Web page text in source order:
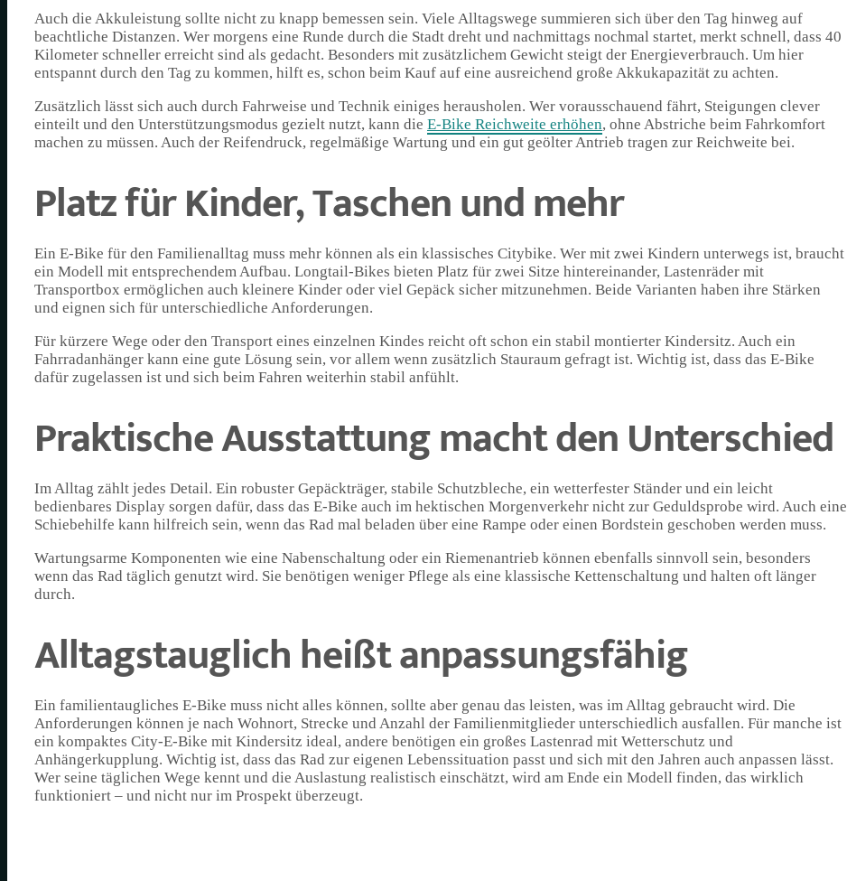
Auch die Akkuleistung sollte nicht zu knapp bemessen sein. Viele Alltagswege summieren sich über den Tag hinweg auf
beachtliche Distanzen. Wer morgens eine Runde durch die Stadt dreht und nachmittags nochmal startet, merkt schnell, dass 40
Kilometer schneller erreicht sind als gedacht. Besonders mit zusätzlichem Gewicht steigt der Energieverbrauch. Um hier
entspannt durch den Tag zu kommen, hilft es, schon beim Kauf auf eine ausreichend große Akkukapazität zu achten.
Zusätzlich lässt sich auch durch Fahrweise und Technik einiges herausholen. Wer vorausschauend fährt, Steigungen clever
einteilt und den Unterstützungsmodus gezielt nutzt, kann die E-Bike Reichweite erhöhen, ohne Abstriche beim Fahrkomfort
machen zu müssen. Auch der Reifendruck, regelmäßige Wartung und ein gut geölter Antrieb tragen zur Reichweite bei.
Platz für Kinder, Taschen und mehr
Ein E-Bike für den Familienalltag muss mehr können als ein klassisches Citybike. Wer mit zwei Kindern unterwegs ist, braucht
ein Modell mit entsprechendem Aufbau. Longtail-Bikes bieten Platz für zwei Sitze hintereinander, Lastenräder mit
Transportbox ermöglichen auch kleinere Kinder oder viel Gepäck sicher mitzunehmen. Beide Varianten haben ihre Stärken
und eignen sich für unterschiedliche Anforderungen.
Für kürzere Wege oder den Transport eines einzelnen Kindes reicht oft schon ein stabil montierter Kindersitz. Auch ein
Fahrradanhänger kann eine gute Lösung sein, vor allem wenn zusätzlich Stauraum gefragt ist. Wichtig ist, dass das E-Bike
dafür zugelassen ist und sich beim Fahren weiterhin stabil anfühlt.
Praktische Ausstattung macht den Unterschied
Im Alltag zählt jedes Detail. Ein robuster Gepäckträger, stabile Schutzbleche, ein wetterfester Ständer und ein leicht
bedienbares Display sorgen dafür, dass das E-Bike auch im hektischen Morgenverkehr nicht zur Geduldsprobe wird. Auch eine
Schiebehilfe kann hilfreich sein, wenn das Rad mal beladen über eine Rampe oder einen Bordstein geschoben werden muss.
Wartungsarme Komponenten wie eine Nabenschaltung oder ein Riemenantrieb können ebenfalls sinnvoll sein, besonders
wenn das Rad täglich genutzt wird. Sie benötigen weniger Pflege als eine klassische Kettenschaltung und halten oft länger
durch.
Alltagstauglich heißt anpassungsfähig
Ein familientaugliches E-Bike muss nicht alles können, sollte aber genau das leisten, was im Alltag gebraucht wird. Die
Anforderungen können je nach Wohnort, Strecke und Anzahl der Familienmitglieder unterschiedlich ausfallen. Für manche ist
ein kompaktes City-E-Bike mit Kindersitz ideal, andere benötigen ein großes Lastenrad mit Wetterschutz und
Anhängerkupplung. Wichtig ist, dass das Rad zur eigenen Lebenssituation passt und sich mit den Jahren auch anpassen lässt.
Wer seine täglichen Wege kennt und die Auslastung realistisch einschätzt, wird am Ende ein Modell finden, das wirklich
funktioniert – und nicht nur im Prospekt überzeugt.